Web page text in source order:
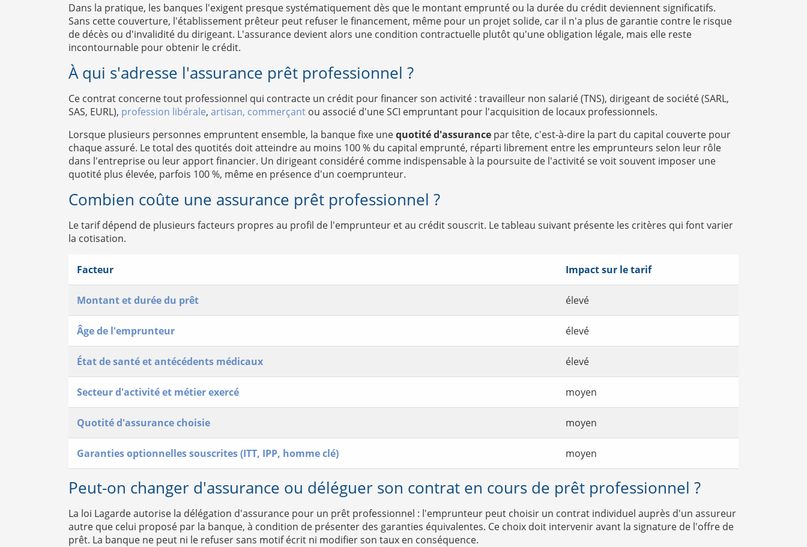
Dans la pratique, les banques l'exigent presque systématiquement dès que le montant emprunté ou la durée du crédit deviennent significatifs.
Sans cette couverture, l'établissement prêteur peut refuser le financement, même pour un projet solide, car il n'a plus de garantie contre le risque
de décès ou d'invalidité du dirigeant. L'assurance devient alors une condition contractuelle plutôt qu'une obligation légale, mais elle reste
incontournable pour obtenir le crédit.
À qui s'adresse l'assurance prêt professionnel ?
Ce contrat concerne tout professionnel qui contracte un crédit pour financer son activité : travailleur non salarié (TNS), dirigeant de société (SARL,
SAS, EURL), profession libérale, artisan, commerçant ou associé d'une SCI empruntant pour l'acquisition de locaux professionnels.
Lorsque plusieurs personnes empruntent ensemble, la banque fixe unequotité d'assurance par tête, c'est-à-dire la part du capital couverte pour
chaque assuré. Le total des quotités doit atteindre au moins 100 % du capital emprunté, réparti librement entre les emprunteurs selon leur rôle
dans l'entreprise ou leur apport financier. Un dirigeant considéré comme indispensable à la poursuite de l'activité se voit souvent imposer une
quotité plus élevée, parfois 100 %, même en présence d'un coemprunteur.
Combien coûte une assurance prêt professionnel ?
Le tarif dépend de plusieurs facteurs propres au profil de l'emprunteur et au crédit souscrit. Le tableau suivant présente les critères qui font varier
la cotisation.
Facteur Impact sur le tarif
Montant et durée du prêt élevé
Âge de l'emprunteur élevé
État de santé et antécédents médicaux élevé
Secteur d'activité et métier exercé moyen
Quotité d'assurance choisie moyen
Garanties optionnelles souscrites (ITT, IPP, homme clé) moyen
Peut-on changer d'assurance ou déléguer son contrat en cours de prêt professionnel ?
La loi Lagarde autorise la délégation d'assurance pour un prêt professionnel : l'emprunteur peut choisir un contrat individuel auprès d'un assureur
autre que celui proposé par la banque, à condition de présenter des garanties équivalentes. Ce choix doit intervenir avant la signature de l'offre de
prêt. La banque ne peut ni le refuser sans motif écrit ni modifier son taux en conséquence.